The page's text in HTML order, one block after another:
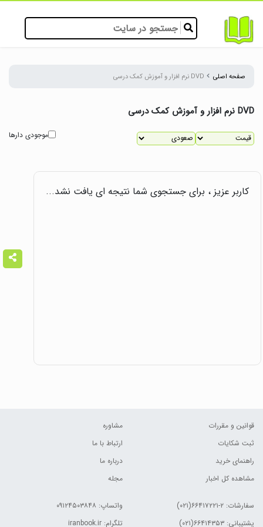
صفحه اصلی DVD نرم افزار و آموزش کمک درسی
DVD نرم افزار و آموزش کمک درسی
موجودی دارها
کاربر عزیز ، برای جستجوی شما نتیجه ای یافت نشد...
قوانین و مقررات
ثبت شکایات
راهنمای خرید
مشاهده کل اخبار
مشاوره
ارتباط با ما
درباره ما
مجله
سفارشات: ۲-۶۶۴۱۷۲۲۱(۰۲۱)
پشتیبانی: ۶۶۴۱۴۳۵۳(۰۲۱)
واتساپ: ۰۹۱۲۴۵۰۳۸۴۸
تلگرام: iranbook.ir